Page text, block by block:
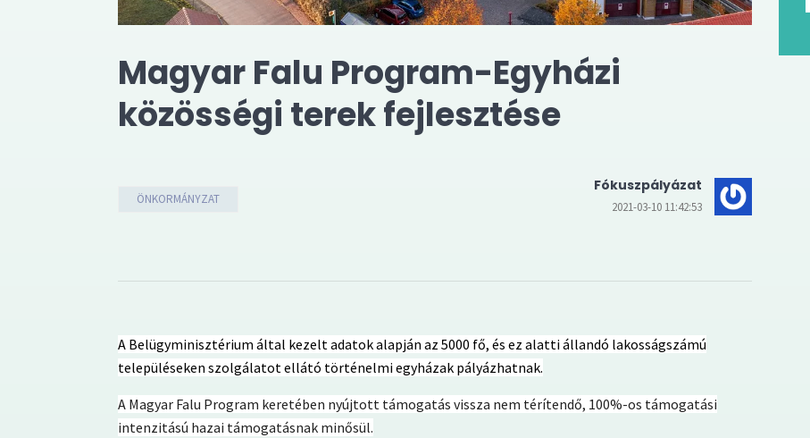
Magyar Falu Program-Egyházi
közösségi terek fejlesztése
ÖNKORMÁNYZAT
Fókuszpályázat
2021-03-10 11:42:53
A Belügyminisztérium által kezelt adatok alapján az 5000 fő, és ez alatti állandó lakosságszámú
településeken szolgálatot ellátó történelmi egyházak pályázhatnak.
A Magyar Falu Program keretében nyújtott támogatás vissza nem térítendő, 100%-os támogatási
intenzitású hazai támogatásnak minősül.